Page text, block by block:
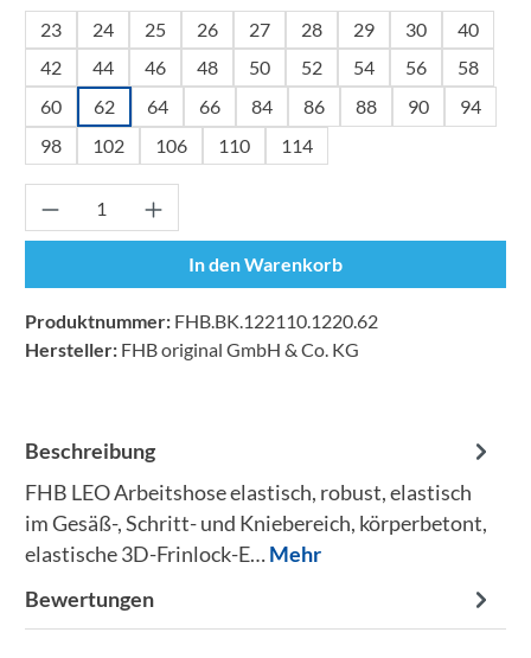
23 24 25 26 27 28 29 30
40
42
44 46 48 50 52 54 56
58
60
62 64 66 84 86 88 90
94
98
102 106 110 114
Produkt Anzahl: Gib den gewünschten
In den Warenkorb
Produktnummer: FHB.BK.122110.1220.62
Hersteller: FHB original GmbH & Co. KG
Beschreibung
FHB LEO Arbeitshose elastisch, robust, elastisch
im Gesäß-, Schritt- und Kniebereich, körperbetont,
elastische 3D-Frinlock-E…Mehr
Bewertungen